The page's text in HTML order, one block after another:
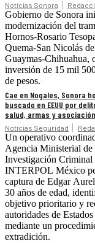
Noticias Sonora
Gobierno de Sonora
modernización del
Hornos-Rosario
Quema-San Nicolás
Guaymas-Chihuahua,
inversión de 15 mil
de pesos.
Cae en Nogales, Sonora
buscado en EEUU por
salud, armas y
Noticias Seguridad
Un operativo
Agencia Ministerial de
Investigación
INTERPOL México
captura de Edgar
30 años de edad,
objetivo prioritario y
autoridades de
mediante un
extradición.